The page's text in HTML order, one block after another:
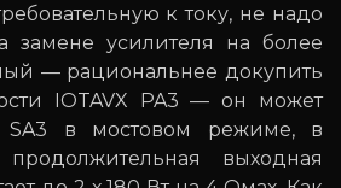
к току, не надо
замене усилителя на более
— рациональнее докупить
IOTAVX PA3 — он может
SA3 в мостовом режиме, в
выходная